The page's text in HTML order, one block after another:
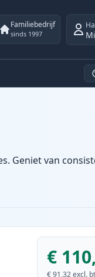
Familiebedrijf
sinds 1997
Geniet van
€
€ 91,32 excl.